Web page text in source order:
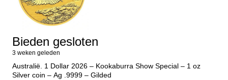
Bieden gesloten
3 weken geleden
Australië. 1 Dollar 2026 – Kookaburra Show Special – 1 oz
Silver coin – Ag .9999 – Gilded